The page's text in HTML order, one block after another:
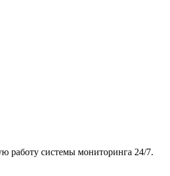
работу системы мониторинга 24/7.